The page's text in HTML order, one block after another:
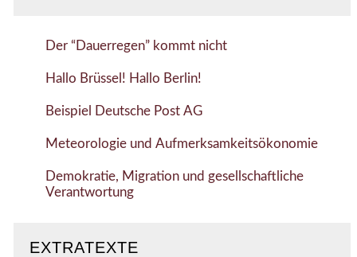
Der “Dauerregen” kommt nicht
Hallo Brüssel! Hallo Berlin!
Beispiel Deutsche Post AG
Meteorologie und Aufmerksamkeitsökonomie
Demokratie, Migration und gesellschaftliche
Verantwortung
EXTRATEXTE